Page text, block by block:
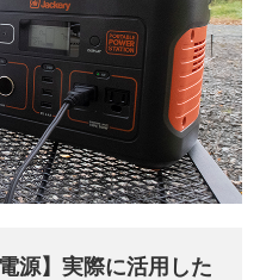
源】実際に活用した